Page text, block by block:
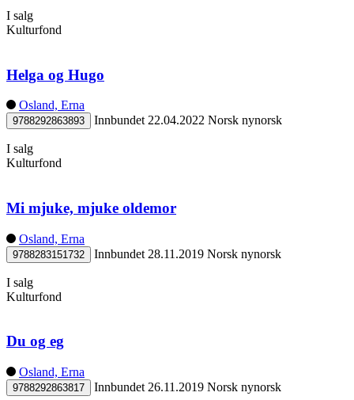
I salg
Kulturfond
Helga og Hugo
Osland, Erna
9788292863893 Innbundet 22.04.2022 Norsk nynorsk
I salg
Kulturfond
Mi mjuke, mjuke oldemor
Osland, Erna
9788283151732 Innbundet 28.11.2019 Norsk nynorsk
I salg
Kulturfond
Du og eg
Osland, Erna
9788292863817 Innbundet 26.11.2019 Norsk nynorsk